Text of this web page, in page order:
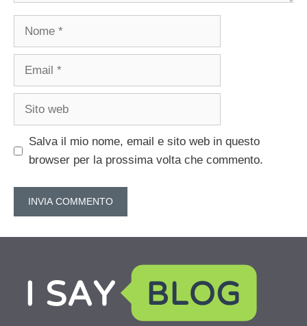
Nome
Email
Sito
Salva il mio nome, email e sito web in questo
browser per la prossima volta che commento.